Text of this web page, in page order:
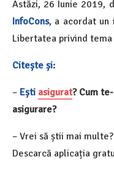
Astăzi, 26 Iunie 2019,
InfoCons, a acordat un
Libertatea privind
Citește și:
– Ești asigurat? Cum
asigurare?
– Vrei să știi mai
Descarcă aplicația